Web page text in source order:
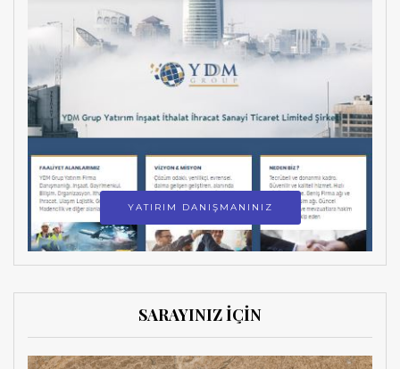
YATIRIM DANIŞMANINIZ
SARAYINIZ İÇİN